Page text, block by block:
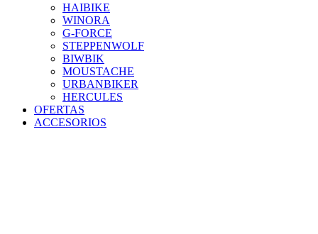
HAIBIKE
WINORA
G-FORCE
STEPPENWOLF
BIWBIK
MOUSTACHE
URBANBIKER
HERCULES
OFERTAS
ACCESORIOS